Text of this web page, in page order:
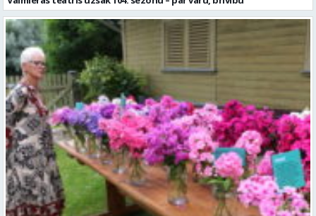
Garšaugu dārzā trīs dienas apskatāma izstāde “Vasaras ziedi
pilsētai svētkos”